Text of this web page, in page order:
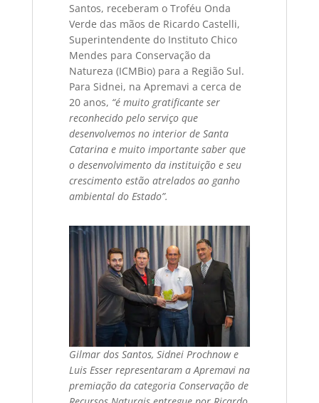
Santos, receberam o Troféu Onda
Verde das mãos de Ricardo Castelli,
Superintendente do Instituto Chico
Mendes para Conservação da
Natureza (ICMBio) para a Região Sul.
Para Sidnei, na Apremavi a cerca de
20 anos, “é muito gratificante ser
reconhecido pelo serviço que
desenvolvemos no interior de Santa
Catarina e muito importante saber que
o desenvolvimento da instituição e seu
crescimento estão atrelados ao ganho
ambiental do Estado”.
Gilmar dos Santos, Sidnei Prochnow e
Luis Esser representaram a Apremavi na
premiação da categoria Conservação de